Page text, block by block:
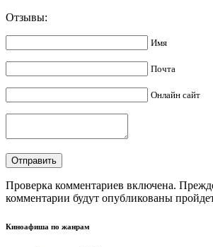
Отзывы:
Имя
Почта
Онлайн сайт
Проверка комментариев включена.
комментарии будут опубликованы
Киноафиша по жанрам